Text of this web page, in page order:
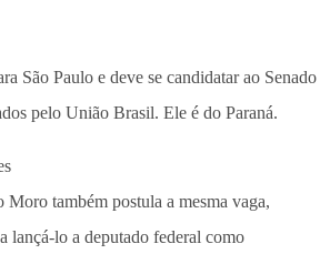
São Paulo e deve se candidatar ao Senado
pelo União Brasil. Ele é do Paraná.